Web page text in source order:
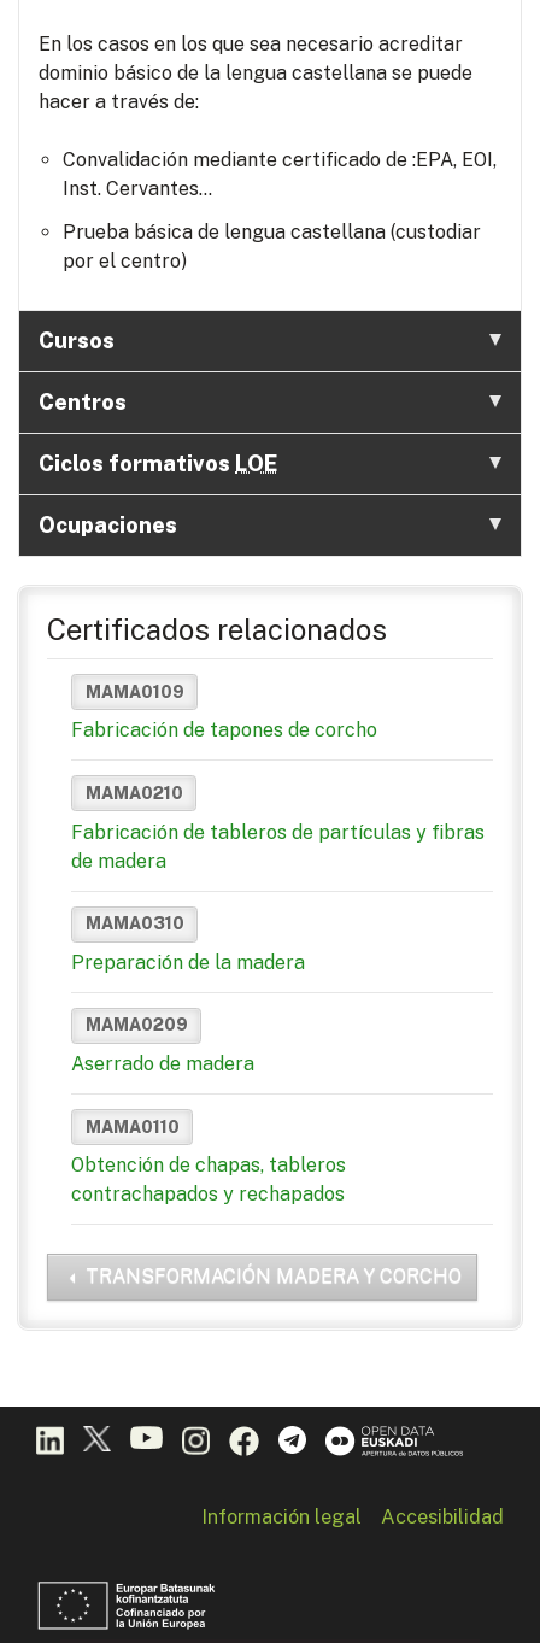
En los casos en los que sea necesario acreditar
dominio básico de la lengua castellana se puede
hacer a través de:
Convalidación mediante certificado de :EPA, EOI,
Inst. Cervantes...
Prueba básica de lengua castellana (custodiar
por el centro)
Cursos
Centros
Ciclos formativos LOE
Ocupaciones
Certificados relacionados
MAMA0109
Fabricación de tapones de corcho
MAMA0210
Fabricación de tableros de partículas y fibras
de madera
MAMA0310
Preparación de la madera
MAMA0209
Aserrado de madera
MAMA0110
Obtención de chapas, tableros
contrachapados y rechapados
TRANSFORMACIÓN MADERA Y CORCHO
Información legal Accesibilidad